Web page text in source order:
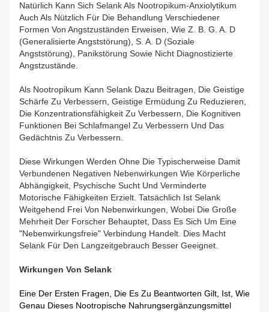
Natürlich Kann Sich Selank Als Nootropikum-Anxiolytikum
Auch Als Nützlich Für Die Behandlung Verschiedener
Formen Von Angstzuständen Erweisen, Wie Z. B. G. A. D
(generalisierte Angststörung), S. A. D (soziale
Angststörung), Panikstörung Sowie Nicht Diagnostizierte
Angstzustände.
Als Nootropikum Kann Selank Dazu Beitragen, Die Geistige
Schärfe Zu Verbessern, Geistige Ermüdung Zu Reduzieren,
Die Konzentrationsfähigkeit Zu Verbessern, Die Kognitiven
Funktionen Bei Schlafmangel Zu Verbessern Und Das
Gedächtnis Zu Verbessern.
Diese Wirkungen Werden Ohne Die Typischerweise Damit
Verbundenen Negativen Nebenwirkungen Wie Körperliche
Abhängigkeit, Psychische Sucht Und Verminderte
Motorische Fähigkeiten Erzielt. Tatsächlich Ist Selank
Weitgehend Frei Von Nebenwirkungen, Wobei Die Große
Mehrheit Der Forscher Behauptet, Dass Es Sich Um Eine
"nebenwirkungsfreie" Verbindung Handelt. Dies Macht
Selank Für Den Langzeitgebrauch Besser Geeignet.
Wirkungen Von Selank
Eine Der Ersten Fragen, Die Es Zu Beantworten Gilt, Ist, Wie
Genau Dieses Nootropische Nahrungsergänzungsmittel